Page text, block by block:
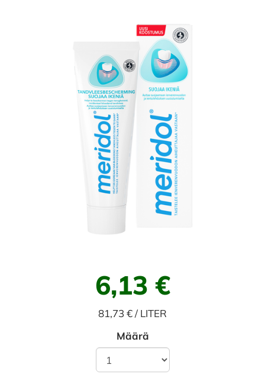
6,13 €
81,73 € / LITER
Määrä